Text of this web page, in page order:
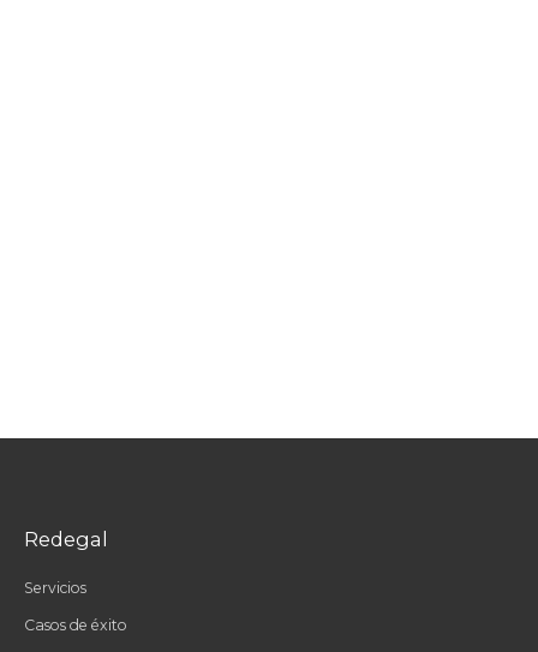
Redegal
Servicios
Casos de éxito